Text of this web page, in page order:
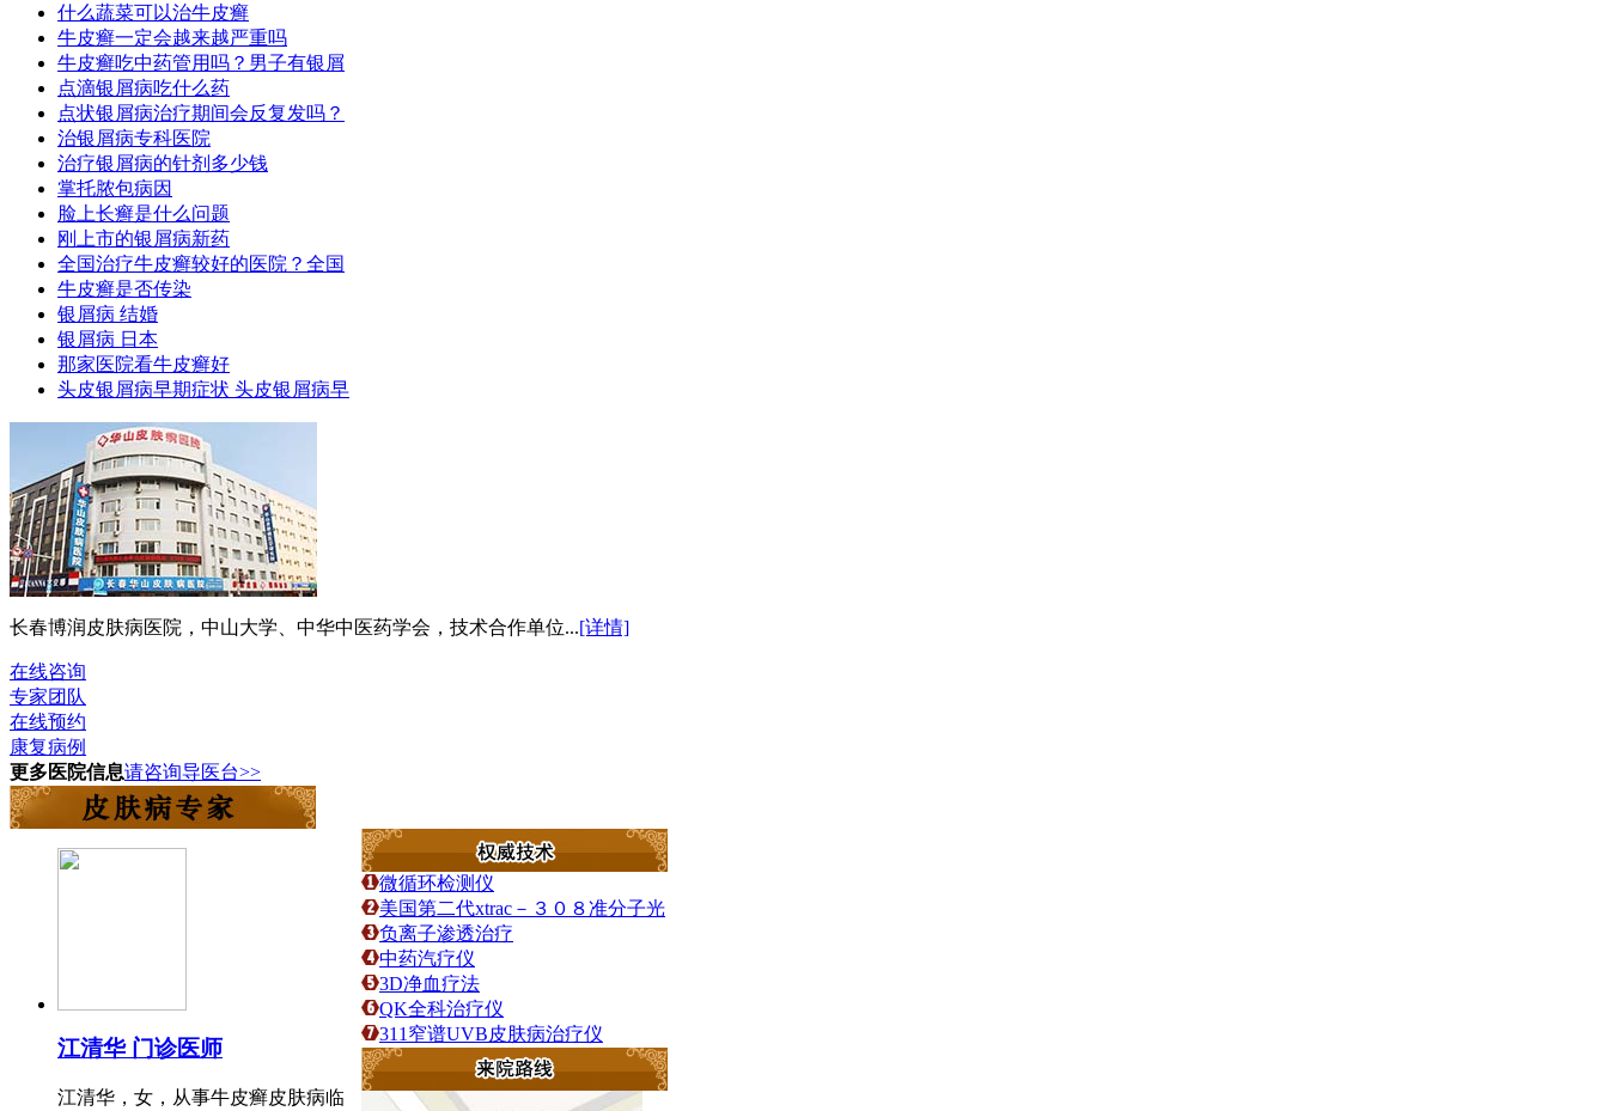
什么蔬菜可以治牛皮癣
牛皮癣一定会越来越严重吗
牛皮癣吃中药管用吗？男子有银屑
点滴银屑病吃什么药
点状银屑病治疗期间会反复发吗？
治银屑病专科医院
治疗银屑病的针剂多少钱
掌托脓包病因
脸上长癣是什么问题
刚上市的银屑病新药
全国治疗牛皮癣较好的医院？全国
牛皮癣是否传染
银屑病 结婚
银屑病 日本
那家医院看牛皮癣好
头皮银屑病早期症状 头皮银屑病早
长春博润皮肤病医院，中山大学、中华中医药学会，技术合作单位...[详情]
在线咨询
专家团队
在线预约
康复病例
更多医院信息请咨询导医台>>
江清华 门诊医师
江清华，女，从事牛皮癣皮肤病临
微循环检测仪
美国第二代xtrac－３０８准分子光
负离子渗透治疗
中药汽疗仪
3D净血疗法
QK全科治疗仪
311窄谱UVB皮肤病治疗仪